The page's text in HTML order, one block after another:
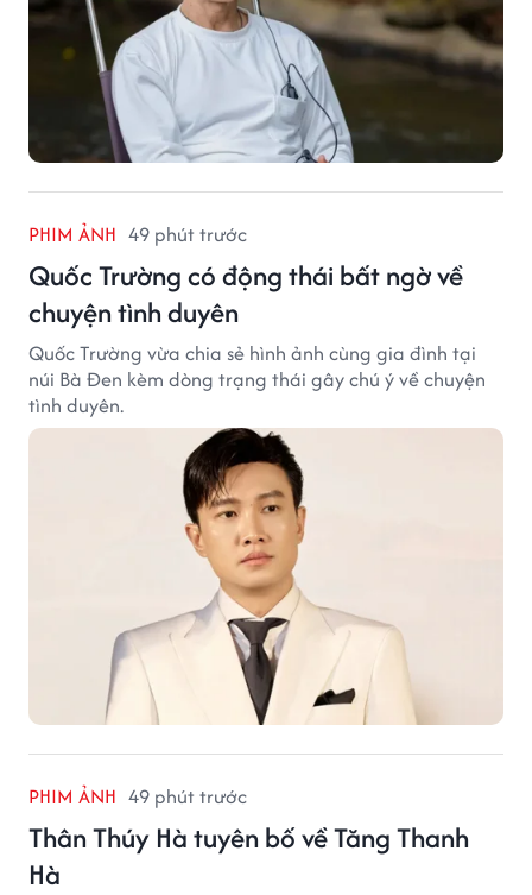
PHIM ẢNH 49 phút trước
Quốc Trường có động thái bất ngờ về
chuyện tình duyên
Quốc Trường vừa chia sẻ hình ảnh cùng gia đình tại
núi Bà Đen kèm dòng trạng thái gây chú ý về chuyện
tình duyên.
PHIM ẢNH 49 phút trước
Thân Thúy Hà tuyên bố về Tăng Thanh
Hà